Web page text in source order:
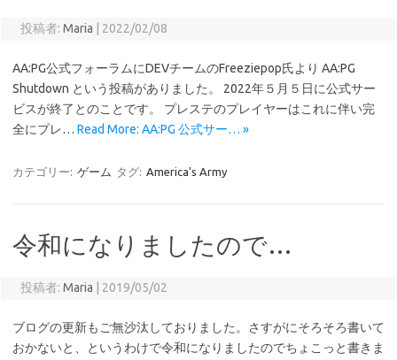
投稿者: Maria 2022/02/08
AA:PG公式フォーラムにDEVチームのFreeziepop氏より AA:PG
Shutdown という投稿がありました。 2022年５月５日に公式サー
ビスが終了とのことです。 プレステのプレイヤーはこれに伴い完
全にプレ… Read More: AA:PG 公式サー… »
カテゴリー: ゲーム タグ: America's Army
令和になりましたので…
投稿者: Maria 2019/05/02
ブログの更新もご無沙汰しておりました。さすがにそろそろ書いて
おかないと、というわけで令和になりましたのでちょこっと書きま